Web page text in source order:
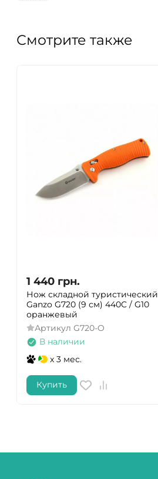
Смотрите также
1 440 грн.
Нож складной туристический
Ganzo G720 (9 см) 440C / G10
оранжевый
Артикул G720-O
В наличии
x 3 мес.
Купить